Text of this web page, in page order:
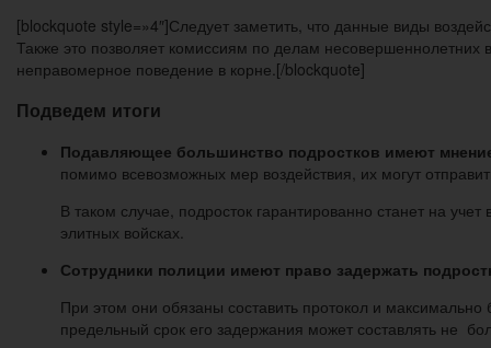
[blockquote style=»4″]Следует заметить, что данные виды
Также это позволяет комиссиям по делам
неправомерное поведение в корне.[/blockquote]
Подведем итоги
Подавляющее большинство подростков имеют
помимо всевозможных мер воздействия, их могут
В таком случае, подросток гарантированно станет на
элитных войсках.
Сотрудники полиции имеют право задержать
При этом они обязаны составить протокол и
предельный срок его задержания может составлять не